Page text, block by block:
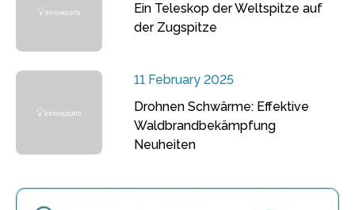
Ein Teleskop der Weltspitze auf
der Zugspitze
11 February 2025
Drohnen Schwärme: Effektive
Waldbrandbekämpfung
Neuheiten